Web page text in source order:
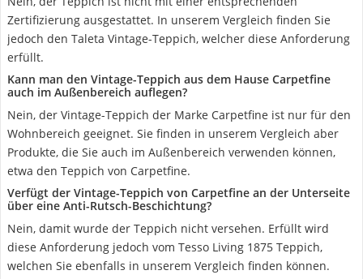
Zertifizierung ausgestattet. In unserem Vergleich finden Sie
jedoch den Taleta Vintage-Teppich, welcher diese Anforderung
erfüllt.
Kann man den Vintage-Teppich aus dem Hause Carpetfine
auch im Außenbereich auflegen?
Nein, der Vintage-Teppich der Marke Carpetfine ist nur für den
Wohnbereich geeignet. Sie finden in unserem Vergleich aber
Produkte, die Sie auch im Außenbereich verwenden können,
etwa den Teppich von Carpetfine.
Verfügt der Vintage-Teppich von Carpetfine an der Unterseite
über eine Anti-Rutsch-Beschichtung?
Nein, damit wurde der Teppich nicht versehen. Erfüllt wird
diese Anforderung jedoch vom Tesso Living 1875 Teppich,
welchen Sie ebenfalls in unserem Vergleich finden können.